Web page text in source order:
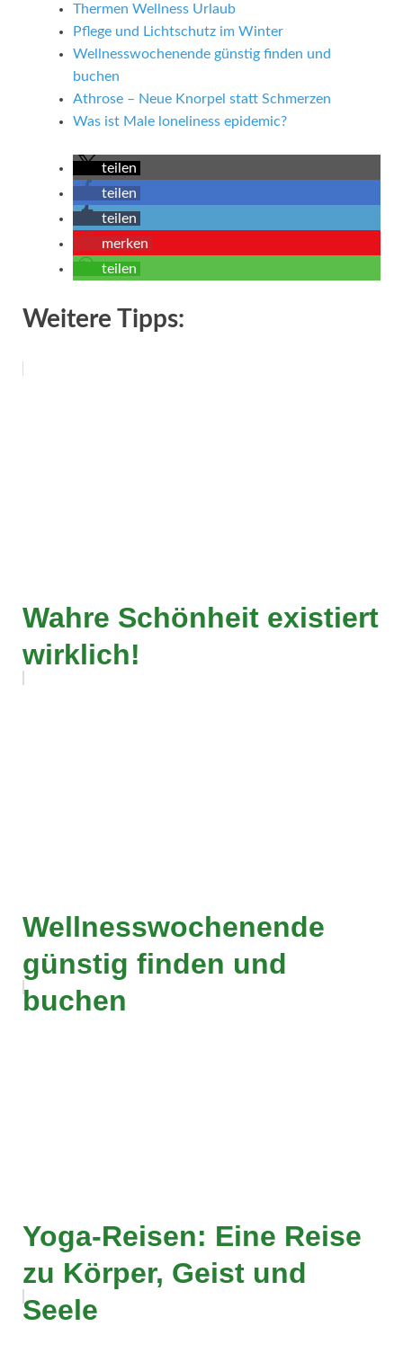
Thermen Wellness Urlaub
Pflege und Lichtschutz im Winter
Wellnesswochenende günstig finden und
buchen
Athrose – Neue Knorpel statt Schmerzen
Was ist Male loneliness epidemic?
teilen
teilen
teilen
merken
teilen
Weitere Tipps:
Wahre Schönheit existiert
wirklich!
Wellnesswochenende
günstig finden und
buchen
Yoga-Reisen: Eine Reise
zu Körper, Geist und
Seele